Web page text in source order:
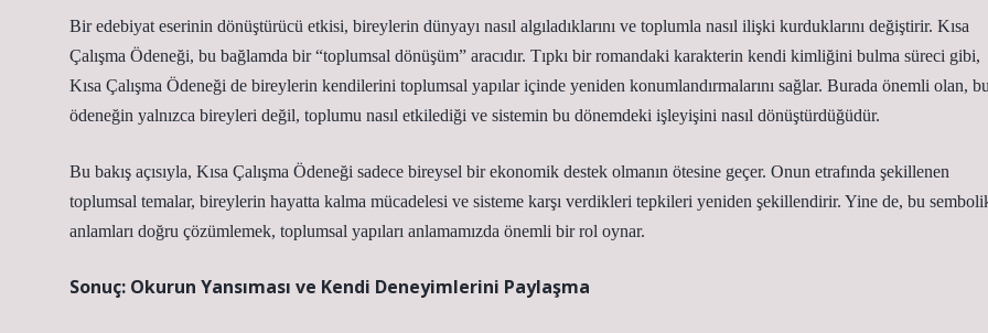
Bir edebiyat eserinin dönüştürücü etkisi, bireylerin dünyayı nasıl algıladıklarını ve toplumla nasıl ilişki kurduklarını değiştirir. Kısa
Çalışma Ödeneği, bu bağlamda bir “toplumsal dönüşüm” aracıdır. Tıpkı bir romandaki karakterin kendi kimliğini bulma süreci gibi,
Kısa Çalışma Ödeneği de bireylerin kendilerini toplumsal yapılar içinde yeniden konumlandırmalarını sağlar. Burada önemli olan,
ödeneğin yalnızca bireyleri değil, toplumu nasıl etkilediği ve sistemin bu dönemdeki işleyişini nasıl dönüştürdüğüdür.
Bu bakış açısıyla, Kısa Çalışma Ödeneği sadece bireysel bir ekonomik destek olmanın ötesine geçer. Onun etrafında şekillenen
toplumsal temalar, bireylerin hayatta kalma mücadelesi ve sisteme karşı verdikleri tepkileri yeniden şekillendirir. Yine de, bu
anlamları doğru çözümlemek, toplumsal yapıları anlamamızda önemli bir rol oynar.
Sonuç: Okurun Yansıması ve Kendi Deneyimlerini Paylaşma